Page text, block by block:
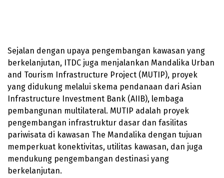
Sejalan dengan upaya pengembangan kawasan yang
berkelanjutan, ITDC juga menjalankan Mandalika Urban
and Tourism Infrastructure Project (MUTIP), proyek
yang didukung melalui skema pendanaan dari Asian
Infrastructure Investment Bank (AIIB), lembaga
pembangunan multilateral. MUTIP adalah proyek
pengembangan infrastruktur dasar dan fasilitas
pariwisata di kawasan The Mandalika dengan tujuan
memperkuat konektivitas, utilitas kawasan, dan juga
mendukung pengembangan destinasi yang
berkelanjutan.